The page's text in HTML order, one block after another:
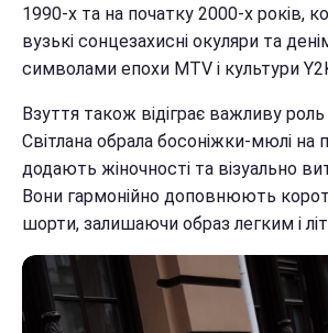
1990-х та на початку 2000-х років,
вузькі сонцезахисні окуляри та
символами епохи MTV і культури
Взуття також відіграє важливу роль
Світлана обрала босоніжки-мюлі на
додають жіночності та візуально
Вони гармонійно доповнюють
шорти, залишаючи образ легким і